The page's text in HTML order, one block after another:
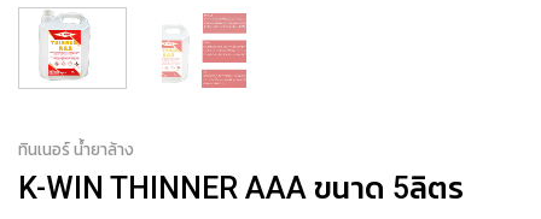
ทินเนอร์ น้ำยาล้าง
K-WIN THINNER AAA ขนาด 5ลิตร